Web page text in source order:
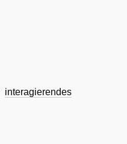
interagierendes